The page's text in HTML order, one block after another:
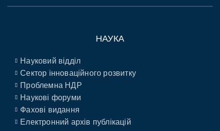
НАУКА
Науковий відділ
Сектор інноваційного розвитку
Проблемна НДР
Наукові форуми
Фахові видання
Електронний архів публікацій